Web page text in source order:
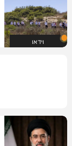
וידאו